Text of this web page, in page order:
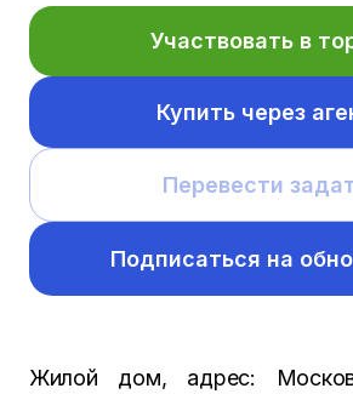
Участвовать в
Купить через
Перевести
Подписаться на
Жилой дом, адрес: